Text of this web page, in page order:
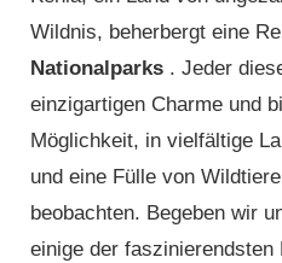
Wildnis, beherbergt eine
Nationalparks . Jeder
einzigartigen Charme und
Möglichkeit, in vielfältige
und eine Fülle von
beobachten. Begeben wir
einige der faszinierendsten